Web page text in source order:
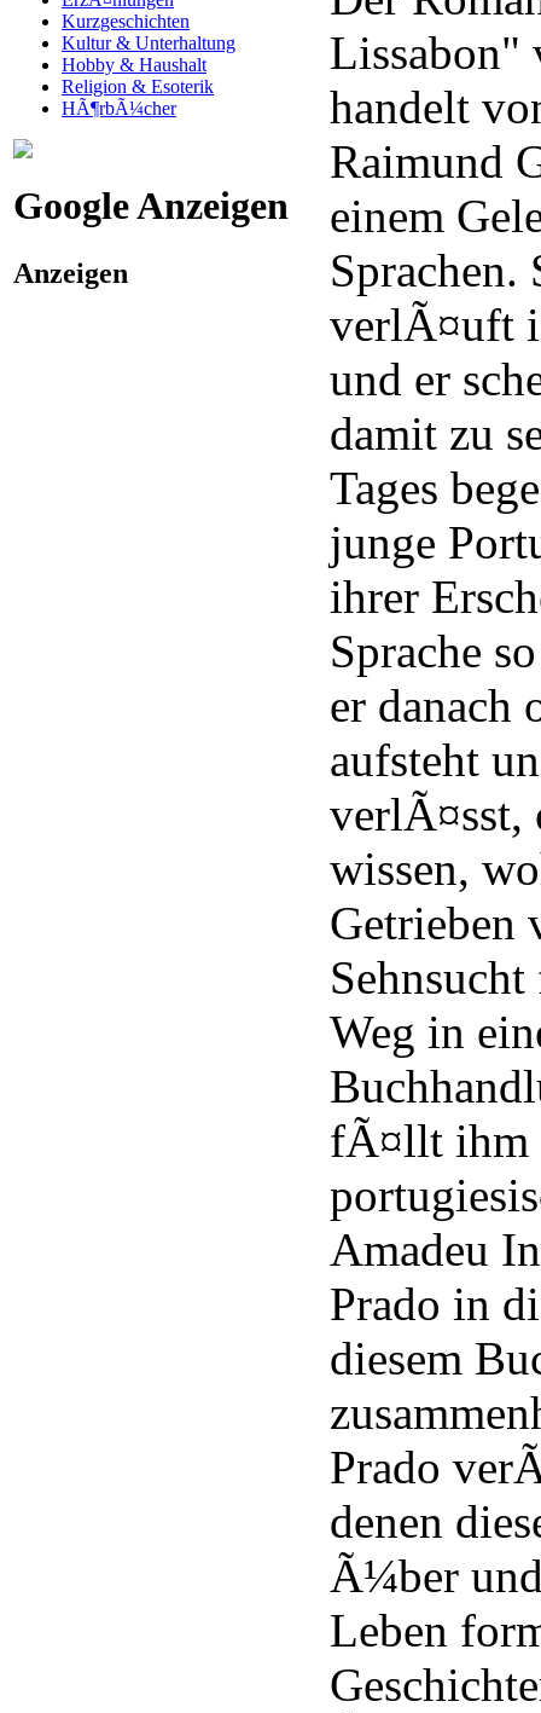
Kurzgeschichten
Kultur & Unterhaltung
Hobby & Haushalt
Religion & Esoterik
HÃ¶rbÃ¼cher
Google Anzeigen
Anzeigen
Lissabon"
handelt
Raimund
einem
Sprachen.
verlÃ¤uft
und er
damit zu
Tages
junge
ihrer
Sprache
er danach
aufsteht
verlÃ¤sst,
wissen,
Getrieben
Weg in
fÃ¤llt ihm
Amadeu
Prado in
diesem
Prado
denen
Ã¼ber
Leben